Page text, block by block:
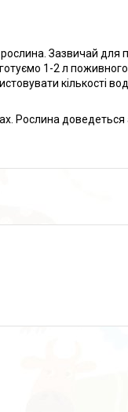
Зазвичай для
1-2 л
кількості
Рослина